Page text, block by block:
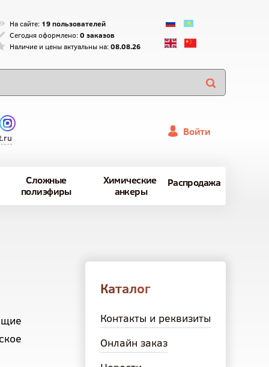
На сайте: 19 пользователей
Сегодня оформлено:0 заказов
Наличие и цены актуальны на:08.08.26
Войти
Сложные
полиэфиры
Химические
анкеры
Распродажа
Каталог
Контакты и реквизиты
Онлайн заказ